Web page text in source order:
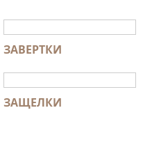
ЗАВЕРТКИ
ЗАЩЕЛКИ